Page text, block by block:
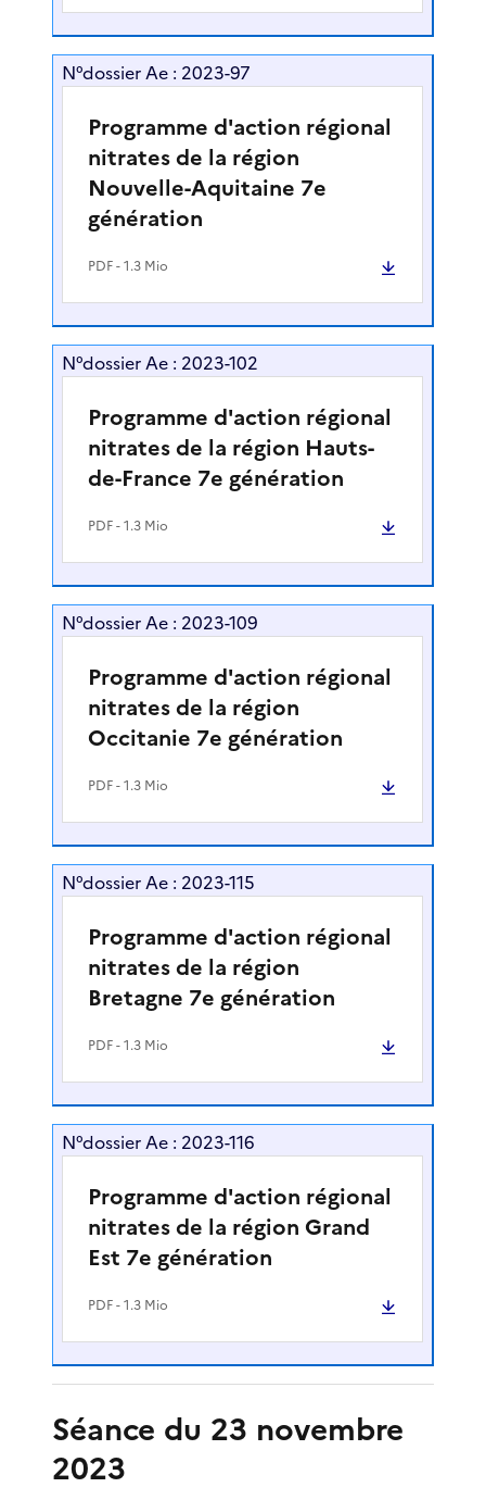
N°dossier Ae : 2023-97
Programme d'action régional
nitrates de la région
Nouvelle-Aquitaine 7e
génération
PDF- 1.3 Mio
N°dossier Ae : 2023-102
Programme d'action régional
nitrates de la région Hauts-
de-France 7e génération
PDF- 1.3 Mio
N°dossier Ae : 2023-109
Programme d'action régional
nitrates de la région
Occitanie 7e génération
PDF- 1.3 Mio
N°dossier Ae : 2023-115
Programme d'action régional
nitrates de la région
Bretagne 7e génération
PDF- 1.3 Mio
N°dossier Ae : 2023-116
Programme d'action régional
nitrates de la région Grand
Est 7e génération
PDF- 1.3 Mio
Séance du 23 novembre
2023